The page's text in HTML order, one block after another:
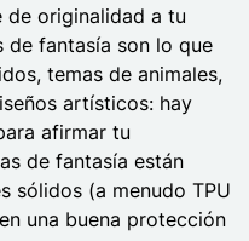
de originalidad a tu
de fantasía son lo que
temas de animales,
artísticos: hay
afirmar tu
de fantasía están
sólidos (a menudo TPU
una buena protección